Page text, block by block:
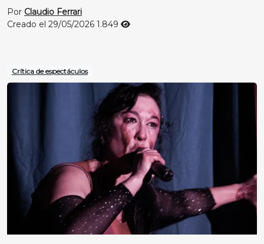
Por Claudio Ferrari
Creado el 29/05/2026 1.849
Crítica de espectáculos